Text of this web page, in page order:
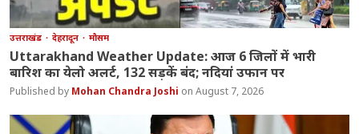
उत्तराखंड देहरादून मौसम
Uttarakhand Weather Update: आज 6 जिलों में भारी
बारिश का येलो अलर्ट, 132 सड़कें बंद; नदियां उफान पर
Mohan Chandra Joshi August 7, 2026